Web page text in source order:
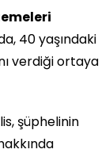
40 yaşındaki
verdiği ortaya
şüphelinin